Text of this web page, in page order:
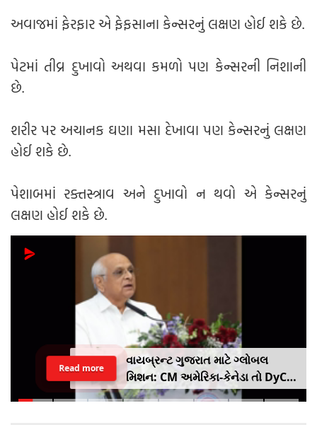
અવાજમાં ફેરફાર એ ફેફસાના કેન્સરનું લક્ષણ હોઈ શકે છે.
પેટમાં તીવ્ર દુખાવો અથવા કમળો પણ કેન્સરની નિશાની
છે.
શરીર પર અચાનક ઘણા મસા દેખાવા પણ કેન્સરનું લક્ષણ
હોઈ શકે છે.
પેશાબમાં રક્તસ્ત્રાવ અને દુખાવો ન થવો એ કેન્સરનું
લક્ષણ હોઈ શકે છે.
વાયબ્રન્ટ ગુજરાત માટે ગ્લોબલ
મિશન: CM અમેરિકા-કેનેડા તો DyCM
હર્ષ સંઘવી જાપાન-યુરોપ ગજવશે
Read more